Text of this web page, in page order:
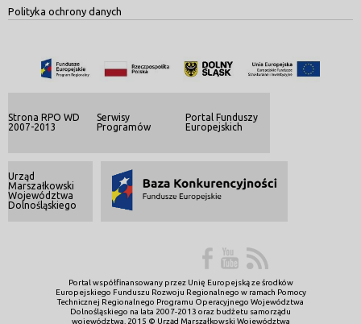
Polityka ochrony danych
Strona RPO WD
2007-2013
Serwisy
Programów
Portal Funduszy
Europejskich
Urząd
Marszałkowski
Województwa
Dolnośląskiego
Portal współfinansowany przez Unię Europejską ze środków
Europejskiego Funduszu Rozwoju Regionalnego w ramach Pomocy
Technicznej Regionalnego Programu Operacyjnego Województwa
Dolnośląskiego na lata 2007-2013 oraz budżetu samorządu
województwa. 2015 © Urząd Marszałkowski Województwa